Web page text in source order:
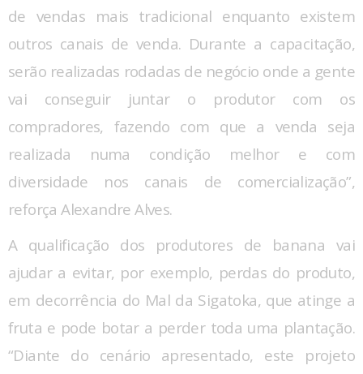
de vendas mais tradicional enquanto existem
outros canais de venda. Durante a capacitação,
serão realizadas rodadas de negócio onde a gente
vai conseguir juntar o produtor com os
compradores, fazendo com que a venda seja
realizada numa condição melhor e com
diversidade nos canais de comercialização”,
reforça Alexandre Alves.
A qualificação dos produtores de banana vai
ajudar a evitar, por exemplo, perdas do produto,
em decorrência do Mal da Sigatoka, que atinge a
fruta e pode botar a perder toda uma plantação.
“Diante do cenário apresentado, este projeto